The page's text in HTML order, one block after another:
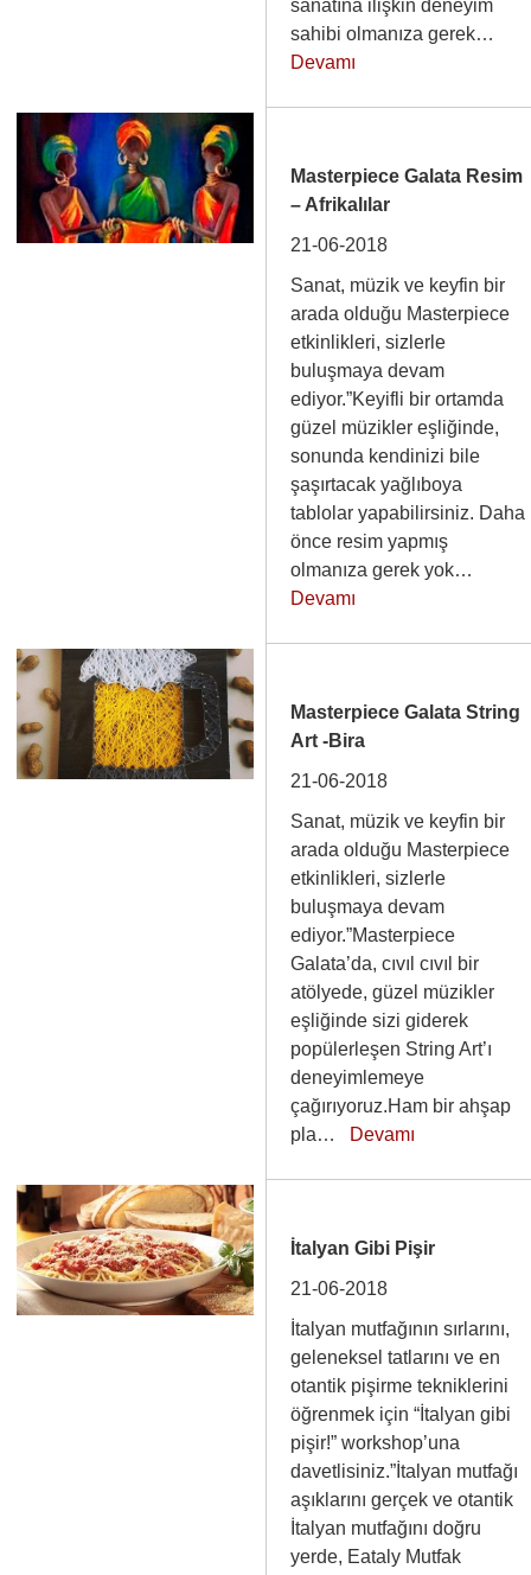
sanatına ilişkin deneyim
sahibi olmanıza gerek…
Devamı
Masterpiece Galata Resim
– Afrikalılar
21-06-2018
Sanat, müzik ve keyfin bir
arada olduğu Masterpiece
etkinlikleri, sizlerle
buluşmaya devam
ediyor.”Keyifli bir ortamda
güzel müzikler eşliğinde,
sonunda kendinizi bile
şaşırtacak yağlıboya
tablolar yapabilirsiniz. Daha
önce resim yapmış
olmanıza gerek yok…
Devamı
Masterpiece Galata String
Art -Bira
21-06-2018
Sanat, müzik ve keyfin bir
arada olduğu Masterpiece
etkinlikleri, sizlerle
buluşmaya devam
ediyor.”Masterpiece
Galata’da, cıvıl cıvıl bir
atölyede, güzel müzikler
eşliğinde sizi giderek
popülerleşen String Art’ı
deneyimlemeye
çağırıyoruz.Ham bir ahşap
pla… Devamı
İtalyan Gibi Pişir
21-06-2018
İtalyan mutfağının sırlarını,
geleneksel tatlarını ve en
otantik pişirme tekniklerini
öğrenmek için “İtalyan gibi
pişir!” workshop’una
davetlisiniz.”İtalyan mutfağı
aşıklarını gerçek ve otantik
İtalyan mutfağını doğru
yerde, Eataly Mutfak